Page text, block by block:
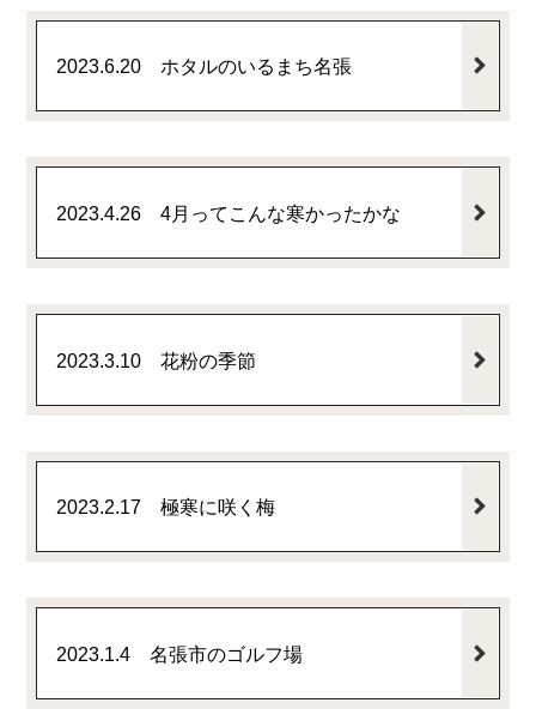
2023.6.20 ホタルのいるまち名張
2023.4.26 4月ってこんな寒かったかな
2023.3.10 花粉の季節
2023.2.17 極寒に咲く梅
2023.1.4 名張市のゴルフ場